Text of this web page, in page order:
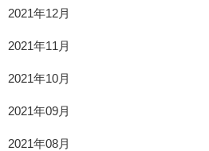
2021年12月
2021年11月
2021年10月
2021年09月
2021年08月